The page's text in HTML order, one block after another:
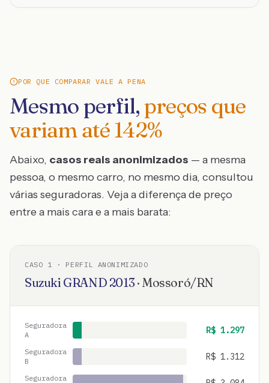
POR QUE COMPARAR VALE A PENA
Mesmo perfil, preços que
variam até142%
Abaixo, casos reais anonimizados — a mesma
pessoa, o mesmo carro, no mesmo dia, consultou
várias seguradoras. Veja a diferença de preço
entre a mais cara e a mais barata:
CASO 1 · PERFIL ANONIMIZADO
Suzuki GRAND 2013· Mossoró/RN
Seguradora
A
R$ 1.297
Seguradora
B
R$ 1.312
Seguradora